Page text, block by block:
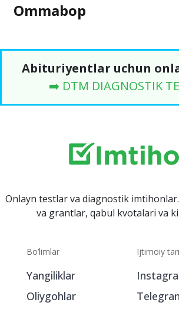
Ommabop
Abituriyentlar uchun
➡️ DTM DIAGNOSTIK
Onlayn testlar va diagnostik
va grantlar, qabul kvotalari va
Bo‘limlar
Yangiliklar
Oliygohlar
Ijtimoiy